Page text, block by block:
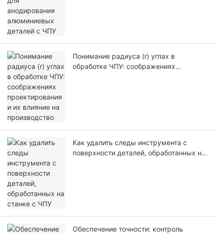
Понимание радиуса (r) углах в
обработке ЧПУ: соображениях
Как удалить следы инструмента с
поверхности деталей, обработанных на
Обеспечение точности: контроль